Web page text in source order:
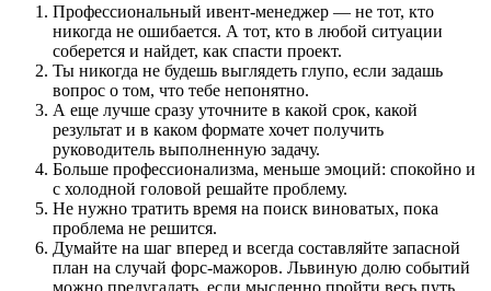
Профессиональный ивент-менеджер — не тот, кто
никогда не ошибается. А тот, кто в любой ситуации
соберется и найдет, как спасти проект.
Ты никогда не будешь выглядеть глупо, если задашь
вопрос о том, что тебе непонятно.
А еще лучше сразу уточните в какой срок, какой
результат и в каком формате хочет получить
руководитель выполненную задачу.
Больше профессионализма, меньше эмоций: спокойно и
с холодной головой решайте проблему.
Не нужно тратить время на поиск виноватых, пока
проблема не решится.
Думайте на шаг вперед и всегда составляйте запасной
план на случай форс-мажоров. Львиную долю событий
можно предугадать, если мысленно пройти весь путь